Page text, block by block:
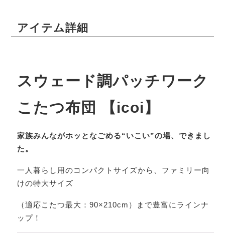
アイテム詳細
スウェード調パッチワーク
こたつ布団 【icoi】
家族みんながホッとなごめる“いこい”の場、できまし
た。
一人暮らし用のコンパクトサイズから、ファミリー向
けの特大サイズ
（適応こたつ最大：90×210cm）まで豊富にラインナ
ップ！